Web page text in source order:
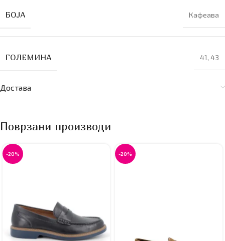
БОЈА Кафеава
ГОЛЕМИНА 41, 43
Достава
Поврзани производи
-20% -20%